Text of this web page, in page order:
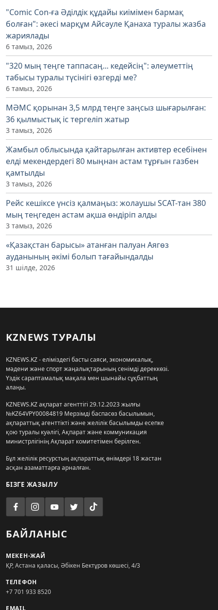
"Comic Con-ға Әділдік құдайы киімімен бармақ
болған": әкесі марқұм Айсәуле Қанаха туралы жазба
жариялады
6 тамыз, 2026
"320 мың теңге таппасаң... кедейсің": әлеуметтің
табысы туралы түсінігі өзгерді ме?
6 тамыз, 2026
МӘМС қорынан 3,5 млрд теңге заңсыз шығарылған:
36 қылмыстық іс тергеліп жатыр
3 тамыз, 2026
Жамбыл облысында қайтарылған активтер есебінен
елді мекендердегі 80 мыңнан астам тұрғын газбен
қамтылды
3 тамыз, 2026
Рейс кешіксе үнсіз қалмаңыз: жолаушы SCAT-тан 380
мың теңгеден астам ақша өндіріп алды
3 тамыз, 2026
«Қазақстан барысы» атанған палуан Аягөз
ауданының әкімі болып тағайындалды
31 шілде, 2026
KZNEWS ТУРАЛЫ
KZNEWS.KZ - еліміздегі басты саяси, экономикалық,
мәдени және спорт жаңалықтарының сенімді дереккөзі.
Үздік сараптамалық мақала мен шынайы сұқбаттың
алаңы.
KZNEWS.KZ ақпарат агенттігі 29.12.2023 жылғы
№KZ64VPY00084819 Мерзімді баспасөз басылымын,
ақпараттық агенттікті және желілік басылымды есепке
қою туралы куәлігі, Ақпарат және коммуникация
министрлігінің Ақпарат комитетімен берілген.
Бұл желілік ресурстың ақпараттық өнімдері 18 жастан
асқан азаматтарға арналған.
БІЗГЕ ЖАЗЫЛУ
БАЙЛАНЫС
МЕКЕН-ЖАЙ
ҚР, Астана қаласы, Әбікен Бектұров көшесі, 4/3
ТЕЛЕФОН
+7 701 933 8520
EMAIL